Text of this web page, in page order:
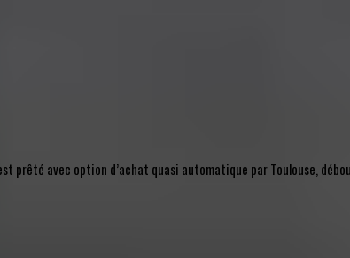
avec option d’achat quasi automatique par Toulouse,